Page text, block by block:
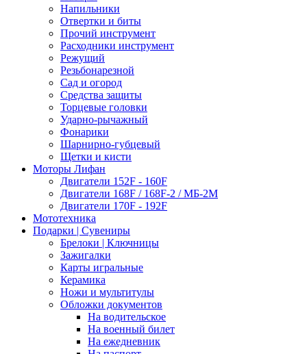
Напильники
Отвертки и биты
Прочий инструмент
Расходники инструмент
Режущий
Резьбонарезной
Сад и огород
Средства защиты
Торцевые головки
Ударно-рычажный
Фонарики
Шарнирно-губцевый
Щетки и кисти
Моторы Лифан
Двигатели 152F - 160F
Двигатели 168F / 168F-2 / МБ-2М
Двигатели 170F - 192F
Мототехника
Подарки | Сувениры
Брелоки | Ключницы
Зажигалки
Карты игральные
Керамика
Ножи и мультитулы
Обложки документов
На водительское
На военный билет
На ежедневник